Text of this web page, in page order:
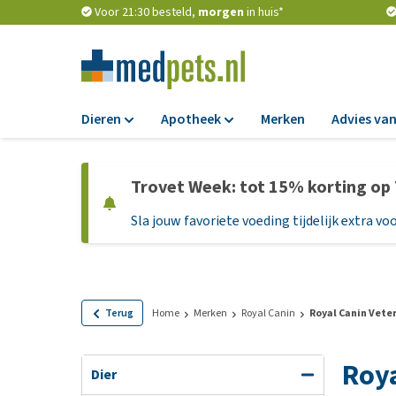
Voor 21:30 besteld, morgen in huis*
Dieren
Hondenbrokken
Natvoer
Graanvrij
Glutenvrij
Apotheek
Vlooien en teken
Ontworming
Probiotica en
Medische
Merken Advies
Trovet Week: tot 15% korting
Sla jouw favoriete voeding tijdelijk extra
Terug Home Merken Royal Canin Royal Canin
Dier